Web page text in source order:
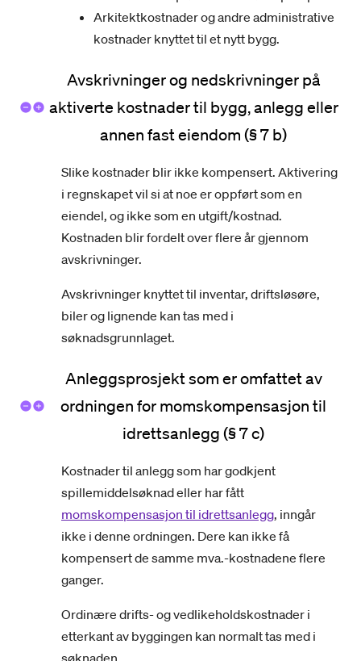
Arkitektkostnader og andre administrative
kostnader knyttet til et nytt bygg.
Avskrivninger og nedskrivninger på
aktiverte kostnader til bygg, anlegg eller
annen fast eiendom (§ 7 b)
Slike kostnader blir ikke kompensert. Aktivering
i regnskapet vil si at noe er oppført som en
eiendel, og ikke som en utgift/kostnad.
Kostnaden blir fordelt over flere år gjennom
avskrivninger.
Avskrivninger knyttet til inventar, driftsløsøre,
biler og lignende kan tas med i
søknadsgrunnlaget.
Anleggsprosjekt som er omfattet av
ordningen for momskompensasjon til
idrettsanlegg (§ 7 c)
Kostnader til anlegg som har godkjent
spillemiddelsøknad eller har fått
momskompensasjon til idrettsanlegg, inngår
ikke i denne ordningen. Dere kan ikke få
kompensert de samme mva.-kostnadene flere
ganger.
Ordinære drifts- og vedlikeholdskostnader i
etterkant av byggingen kan normalt tas med i
søknaden.